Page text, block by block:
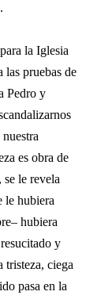
la Iglesia
las pruebas de
Pedro y
es obra de
le revela
le hubiera
hubiera
y
tristeza, ciega
pasa en la